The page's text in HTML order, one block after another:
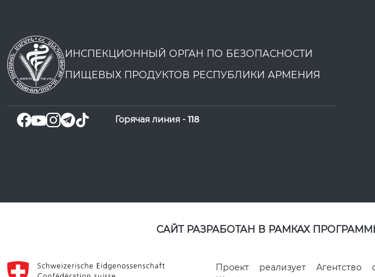
ИНСПЕКЦИОННЫЙ ОРГАН ПО БЕЗОПАСНОСТИ
ПИЩЕВЫХ ПРОДУКТОВ РЕСПУБЛИКИ АРМЕНИЯ
Горячая линия - 118
САЙТ РАЗРАБОТАН В РАМКАХ
Проект реализует Агентство